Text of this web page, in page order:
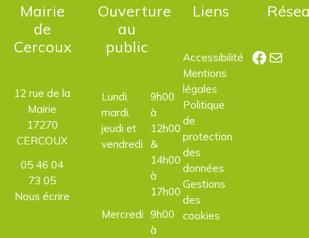
Mairie
de
Cercoux
12 rue de la
Mairie
17270
CERCOUX
05 46 04
73 05
Nous écrire
Ouverture
au
public
Lundi,
mardi,
jeudi et
vendredi
9h00
à
12h00
&
14h00
à
17h00
Mercredi 9h00
à
Liens
Accessibilité
Mentions
légales
Politique
de
protection
des
données
Gestions
des
cookies
E-mail